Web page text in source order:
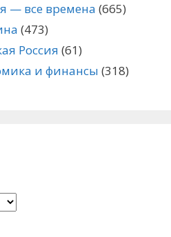
— все времена (665)
(473)
Россия (61)
и финансы (318)